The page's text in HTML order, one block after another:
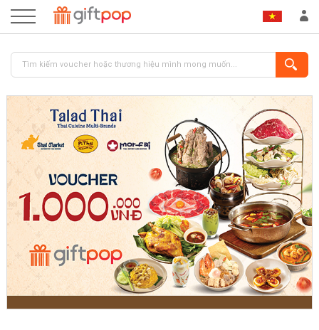
ĐĂNG NHẬP ĐĂNG KÝ